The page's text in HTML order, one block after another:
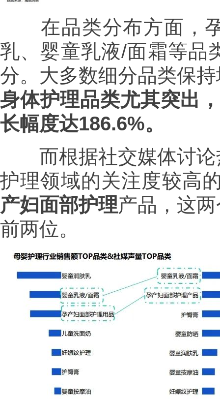
在品类分布方面，孕
乳、婴童乳液/面霜等品
分。大多数细分品类保
身体护理品类尤其突出
长幅度达186.6%。
而根据社交媒体讨论
护理领域的关注度较高
产妇面部护理产品，这
前两位。